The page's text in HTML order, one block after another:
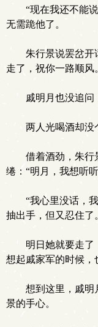
“现在我还不能
无需跪他了。
朱行景说罢岔开
走了，祝你一路顺风
戚明月也没追问
两人光喝酒却没
借着酒劲，朱行
绻：“明月，我想听
“我心里没话，
抽出手，但又忍住了
明日她就要走了
想起戚家军的时候，
想到这里，戚明
景的手心。